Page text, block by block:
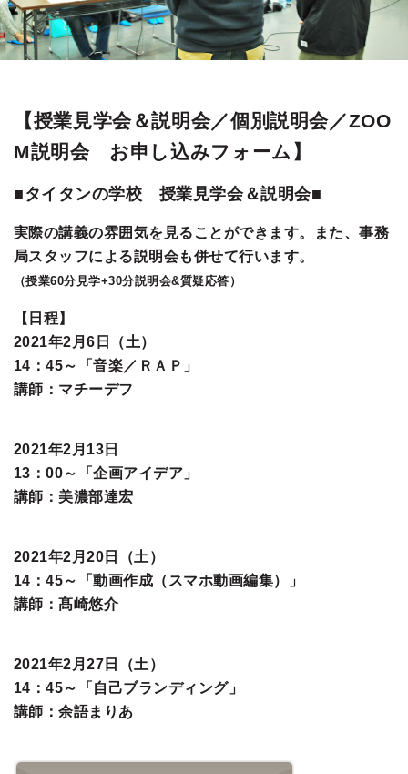
【授業見学会＆説明会／個別説明会／ZOO
M説明会 お申し込みフォーム】
■タイタンの学校 授業見学会＆説明会■
実際の講義の雰囲気を見ることができます。また、事務
局スタッフによる説明会も併せて行います。
（授業60分見学+30分説明会&質疑応答）
【日程】
2021年2月6日（土）
14：45～「音楽／ＲＡＰ」
講師：マチーデフ
2021年2月13日
13：00～「企画アイデア」
講師：美濃部達宏
2021年2月20日（土）
14：45～「動画作成（スマホ動画編集）」
講師：髙崎悠介
2021年2月27日（土）
14：45～「自己ブランディング」
講師：余語まりあ